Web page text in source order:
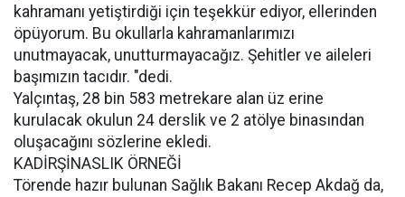
kahramanı yetiştirdiği için teşekkür ediyor, ellerinden
öpüyorum. Bu okullarla kahramanlarımızı
unutmayacak, unutturmayacağız. Şehitler ve aileleri
başımızın tacıdır. "dedi.
Yalçıntaş, 28 bin 583 metrekare alan üz erine
kurulacak okulun 24 derslik ve 2 atölye binasından
oluşacağını sözlerine ekledi.
KADİRŞİNASLIK ÖRNEĞİ
Törende hazır bulunan Sağlık Bakanı Recep Akdağ da,